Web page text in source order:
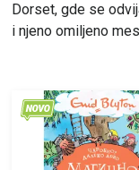
Dorset, gde se
i njeno omiljeno